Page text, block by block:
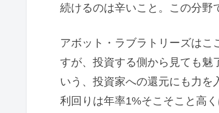
続けるのは辛いこと。この分野
アボット・ラブラトリーズはこ
すが、投資する側から見ても魅
いう、投資家への還元にも力を
利回りは年率1%そこそこと高